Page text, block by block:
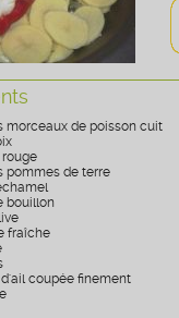
morceaux de poisson cuit
rouge
pommes de terre
bouillon
fraîche
d'ail coupée finement